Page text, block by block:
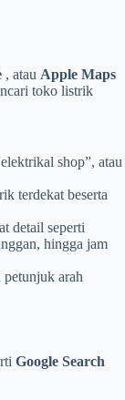
, atau Apple Maps
toko listrik
shop”, atau
terdekat beserta
detail seperti
hingga jam
arah
Google Search